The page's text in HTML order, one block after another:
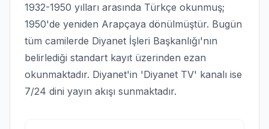
1932-1950 yılları arasında Türkçe okunmuş;
1950'de yeniden Arapçaya dönülmüştür. Bugün
tüm camilerde Diyanet İşleri Başkanlığı'nın
belirlediği standart kayıt üzerinden ezan
okunmaktadır. Diyanet'in 'Diyanet TV' kanalı ise
7/24 dini yayın akışı sunmaktadır.